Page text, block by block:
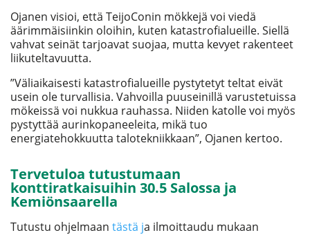
Ojanen visioi, että TeijoConin mökkejä voi viedä
äärimmäisiinkin oloihin, kuten katastrofialueille. Siellä
vahvat seinät tarjoavat suojaa, mutta kevyet rakenteet
liikuteltavuutta.
”Väliaikaisesti katastrofialueille pystytetyt teltat eivät
usein ole turvallisia. Vahvoilla puuseinillä varustetuissa
mökeissä voi nukkua rauhassa. Niiden katolle voi myös
pystyttää aurinkopaneeleita, mikä tuo
energiatehokkuutta talotekniikkaan”, Ojanen kertoo.
Tervetuloa tutustumaan
konttiratkaisuihin 30.5 Salossa ja
Kemiönsaarella
Tutustu ohjelmaan tästä ja ilmoittaudu mukaan